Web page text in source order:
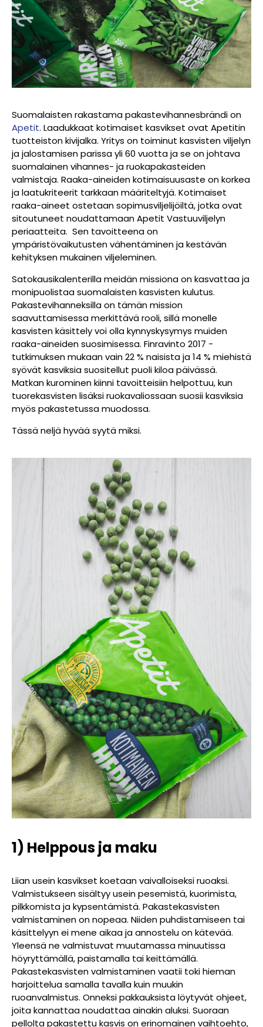
Suomalaisten rakastama pakastevihannesbrändi on
Apetit. Laadukkaat kotimaiset kasvikset ovat Apetitin
tuotteiston kivijalka. Yritys on toiminut kasvisten viljelyn
ja jalostamisen parissa yli 60 vuotta ja se on johtava
suomalainen vihannes- ja ruokapakasteiden
valmistaja. Raaka-aineiden kotimaisuusaste on korkea
ja laatukriteerit tarkkaan määriteltyjä. Kotimaiset
raaka-aineet ostetaan sopimusviljelijöiltä, jotka ovat
sitoutuneet noudattamaan Apetit Vastuuviljelyn
periaatteita. Sen tavoitteena on
ympäristövaikutusten vähentäminen ja kestävän
kehityksen mukainen viljeleminen.
Satokausikalenterilla meidän missiona on kasvattaa ja
monipuolistaa suomalaisten kasvisten kulutus.
Pakastevihanneksilla on tämän mission
saavuttamisessa merkittävä rooli, sillä monelle
kasvisten käsittely voi olla kynnyskysymys muiden
raaka-aineiden suosimisessa. Finravinto 2017 -
tutkimuksen mukaan vain 22 % naisista ja 14 % miehistä
syövät kasviksia suositellut puoli kiloa päivässä.
Matkan kurominen kiinni tavoitteisiin helpottuu, kun
tuorekasvisten lisäksi ruokavaliossaan suosii kasviksia
myös pakastetussa muodossa.
Tässä neljä hyvää syytä miksi.
1) Helppous ja maku
Liian usein kasvikset koetaan vaivalloiseksi ruoaksi.
Valmistukseen sisältyy usein pesemistä, kuorimista,
pilkkomista ja kypsentämistä. Pakastekasvisten
valmistaminen on nopeaa. Niiden puhdistamiseen tai
käsittelyyn ei mene aikaa ja annostelu on kätevää.
Yleensä ne valmistuvat muutamassa minuutissa
höyryttämällä, paistamalla tai keittämällä.
Pakastekasvisten valmistaminen vaatii toki hieman
harjoittelua samalla tavalla kuin muukin
ruoanvalmistus. Onneksi pakkauksista löytyvät ohjeet,
joita kannattaa noudattaa ainakin aluksi. Suoraan
pellolta pakastettu kasvis on erinomainen vaihtoehto,